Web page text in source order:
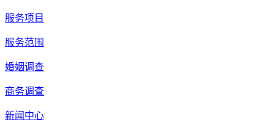
服务项目
服务范围
婚姻调查
商务调查
新闻中心